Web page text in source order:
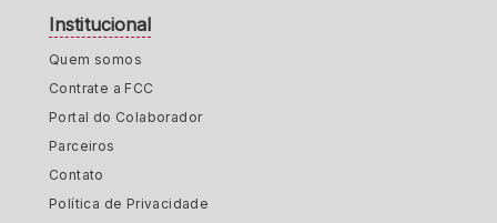
Institucional
Quem somos
Contrate a FCC
Portal do Colaborador
Parceiros
Contato
Política de Privacidade